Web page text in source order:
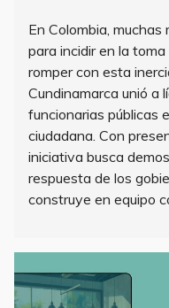
En Colombia,
para incidir en la
romper con esta
Cundinamarca unió a
funcionarias públicas
ciudadana. Con
iniciativa busca
respuesta de los
construye en equipo